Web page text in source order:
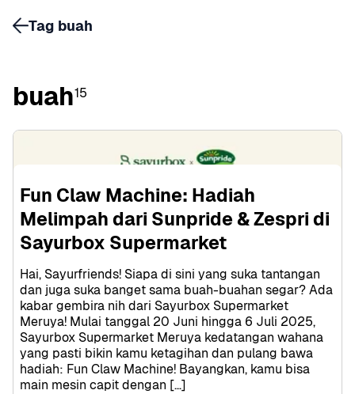
buah15
Fun Claw Machine: Hadiah
Melimpah dari Sunpride & Zespri di
Sayurbox Supermarket
Hai, Sayurfriends! Siapa di sini yang suka tantangan
dan juga suka banget sama buah-buahan segar? Ada
kabar gembira nih dari Sayurbox Supermarket
Meruya! Mulai tanggal 20 Juni hingga 6 Juli 2025,
Sayurbox Supermarket Meruya kedatangan wahana
yang pasti bikin kamu ketagihan dan pulang bawa
hadiah: Fun Claw Machine! Bayangkan, kamu bisa
main mesin capit dengan […]
Tag buah